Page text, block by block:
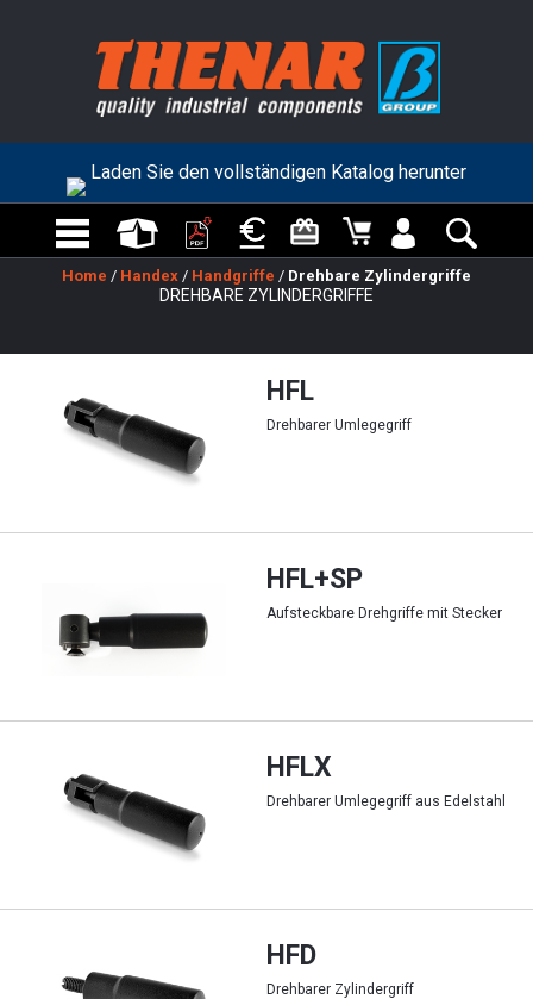
Laden Sie den vollständigen Katalog herunter
Home / Handex/ Handgriffe / Drehbare Zylindergriffe
DREHBARE ZYLINDERGRIFFE
HFL
Drehbarer Umlegegriff
HFL+SP
Aufsteckbare Drehgriffe mit Stecker
HFLX
Drehbarer Umlegegriff aus Edelstahl
HFD
Drehbarer Zylindergriff